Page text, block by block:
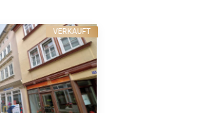
VERKAUFT